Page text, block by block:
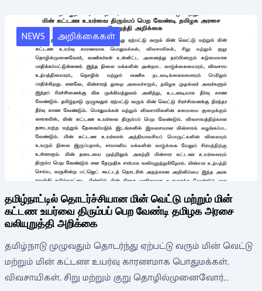
NEWS அறிக்கைகள்
தமிழ்நாட்டில் தொடர்ச்சியான மின் வெட்டு மற்றும் மின்
கட்டண உயர்வை திரும்பப் பெற வேண்டி தமிழக அரசை
வலியுறுத்தி அறிக்கை
தமிழ்நாடு முழுவதும் தொடர்ந்து ஏற்பட்டு வரும் மின் வெட்டு
மற்றும் மின் கட்டண உயர்வு காரணமாக பொதுமக்கள்,
விவசாயிகள், சிறு மற்றும் குறு தொழில்முனைவோர்,…